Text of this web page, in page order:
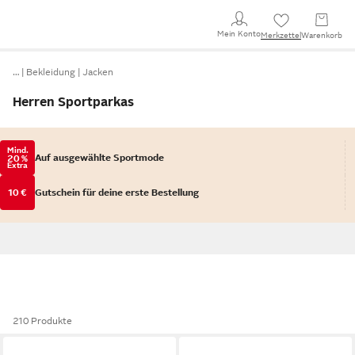
Mein KontoMerkzettel Warenkorb
… Bekleidung Jacken
Herren Sportparkas
Mind.
20 %
Extra
Auf ausgewählte Sportmode
10 € Gutschein für deine erste Bestellung
210 Produkte